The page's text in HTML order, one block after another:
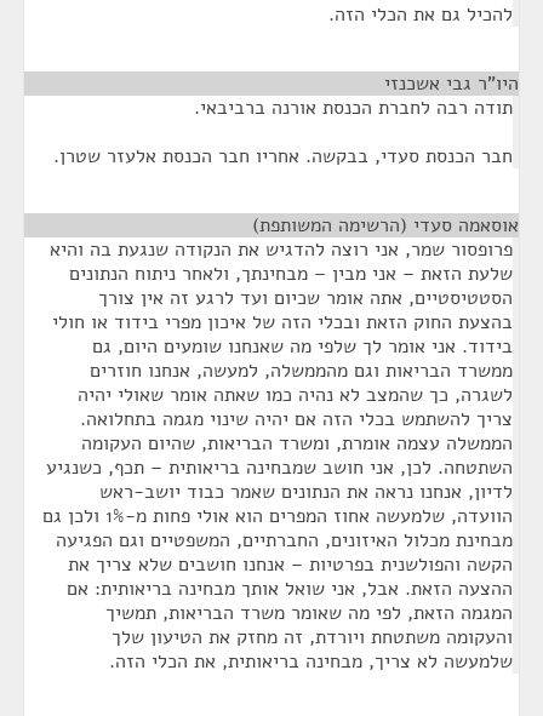
להכיל גם את הכלי הזה.
היו"ר גבי אשכנזי
תודה רבה לחברת הכנסת אורנה ברביבאי.
חבר הכנסת סעדי, בבקשה. אחריו חבר הכנסת אלעזר שטרן.
אוסאמה סעדי (הרשימה המשותפת)
פרופסור שמר, אני רוצה להדגיש את הנקודה שנגעת בה והיא
שלעת הזאת – אני מבין – מבחינתך, ולאחר ניתוח הנתונים
הסטטיסטיים, אתה אומר שכיום ועד לרגע זה אין צורך
בהצעת החוק הזאת ובכלי הזה של איכון מפרי בידוד או חולי
בידוד. אני אומר לך שלפי מה שאנחנו שומעים היום, גם
ממשרד הבריאות וגם מהממשלה, למעשה, אנחנו חוזרים
לשגרה, כך שהמצב לא נהיה כמו שאתה אומר שאולי יהיה
צריך להשתמש בכלי הזה אם יהיה שינוי מגמה בתחלואה.
הממשלה עצמה אומרת, ומשרד הבריאות, שהיום העקומה
השתטחה. לכן, אני חושב שמבחינה בריאותית – תכף, כשנגיע
לדיון, אנחנו נראה את הנתונים שאמר כבוד יושב-ראש
הוועדה, שלמעשה אחוז המפרים הוא אולי פחות מ-1% ולכן גם
מבחינת מכלול האיזונים, החברתיים, המשפטיים וגם הפגיעה
הקשה והפולשנית בפרטיות – אנחנו חושבים שלא צריך את
ההצעה הזאת. אבל, אני שואל אותך מבחינה בריאותית: אם
המגמה הזאת, לפי מה שאומר משרד הבריאות, תמשיך
והעקומה משתטחת ויורדת, זה מחזק את הטיעון שלך
שלמעשה לא צריך, מבחינה בריאותית, את הכלי הזה.